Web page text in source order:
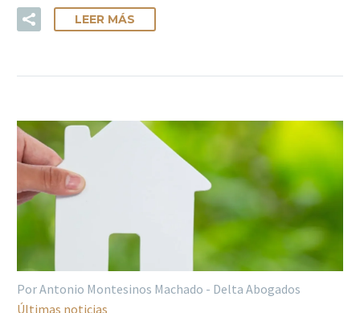
LEER MÁS
Por Antonio Montesinos Machado - Delta Abogados
Últimas noticias